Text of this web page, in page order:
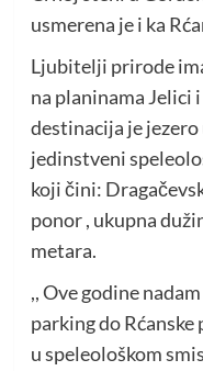
usmerena je i ka
Ljubitelji prirode
na planinama Jelici
destinacija je jezero
jedinstveni
koji čini:
ponor , ukupna
metara.
,, Ove godine
parking do Rćanske
u speleološkom